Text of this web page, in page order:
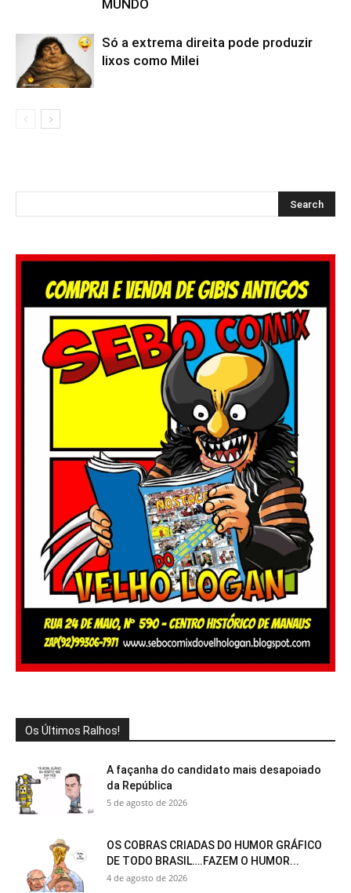
MUNDO
Só a extrema direita pode produzir
lixos como Milei
Os Últimos Ralhos!
A façanha do candidato mais desapoiado
da República
5 de agosto de 2026
OS COBRAS CRIADAS DO HUMOR GRÁFICO
DE TODO BRASIL….FAZEM O HUMOR...
4 de agosto de 2026